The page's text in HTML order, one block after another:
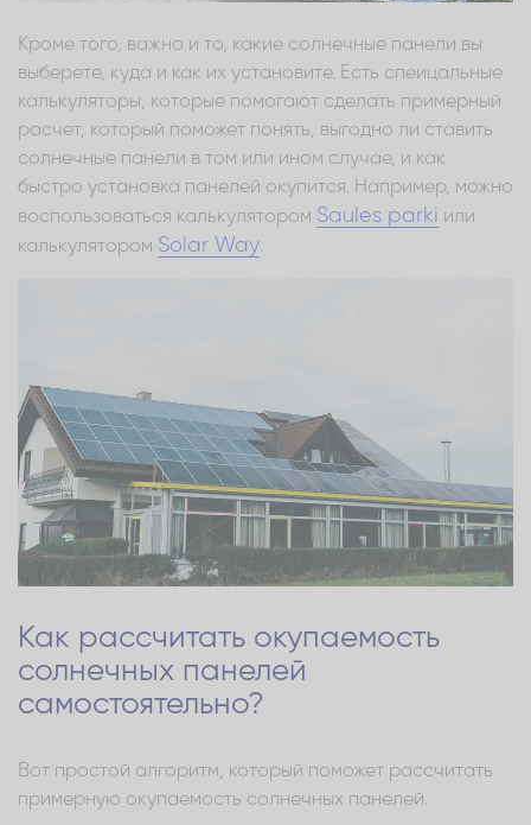
Кроме того, важно и то, какие солнечные панели вы
выберете, куда и как их установите. Есть спеицальные
калькуляторы, которые помогают сделать примерный
расчет, который поможет понять, выгодно ли ставить
солнечные панели в том или ином случае, и как
быстро установка панелей окупится. Например, можно
воспользоваться калькулятором Saules parki или
калькулятором Solar Way.
Как рассчитать окупаемость
солнечных панелей
самостоятельно?
Вот простой алгоритм, который поможет рассчитать
примерную окупаемость солнечных панелей.